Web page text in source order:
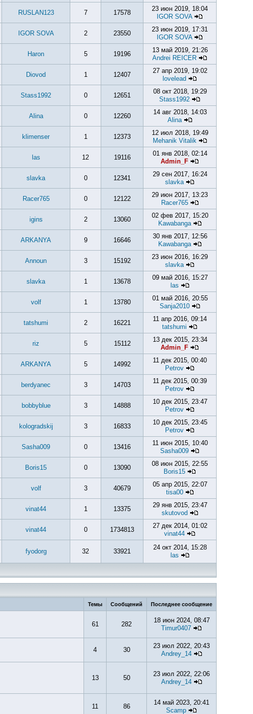
RUSLAN123 7 17578
23 июн 2019, 18:04
IGOR SOVA
IGOR SOVA 2 23550
23 июн 2019, 17:31
IGOR SOVA
Haron 5 19196
13 май 2019, 21:26
Andrei REICER
Diovod 1 12407
27 апр 2019, 19:02
lovelead
Stass1992 0 12651
08 окт 2018, 19:29
Stass1992
Alina 0 12260
14 авг 2018, 14:03
Alina
klimenser 1 12373
12 июл 2018, 19:49
Mehanik Vitalik
las 12 19116
01 янв 2018, 02:14
Admin_F
slavka 0 12341
29 сен 2017, 16:24
slavka
Racer765 0 12122
29 июн 2017, 13:23
Racer765
igins 2 13060
02 фев 2017, 15:20
Kawabanga
ARKANYA 9 16646
30 янв 2017, 12:56
Kawabanga
Announ 3 15192
23 июн 2016, 16:29
slavka
slavka 1 13678
09 май 2016, 15:27
las
volf 1 13780
01 май 2016, 20:55
Sanja2010
tatshumi 2 16221
11 апр 2016, 09:14
tatshumi
riz 5 15112
13 дек 2015, 23:34
Admin_F
ARKANYA 5 14992
11 дек 2015, 00:40
Petrov
berdyanec 3 14703
11 дек 2015, 00:39
Petrov
bobbyblue 3 14888
10 дек 2015, 23:47
Petrov
kologradskij 3 16833
10 дек 2015, 23:45
Petrov
Sasha009 0 13416
11 июн 2015, 10:40
Sasha009
Boris15 0 13090
08 июн 2015, 22:55
Boris15
volf 3 40679
05 апр 2015, 22:07
tisa00
vinat44 1 13375
29 янв 2015, 23:47
skutovod
vinat44 0 1734813
27 дек 2014, 01:02
vinat44
fyodorg 32 33921
24 окт 2014, 15:28
las
Темы Сообщений Последнее сообщение
61 282
18 июн 2024, 08:47
Timur0407
4 30
23 июл 2022, 20:43
Andrey_14
13 50
23 июл 2022, 22:06
Andrey_14
11 86
14 май 2023, 20:41
Scamp